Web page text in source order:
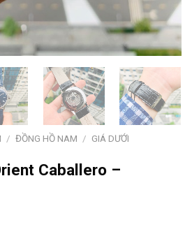
/ ĐỒNG HỒ NAM / GIÁ DƯỚI
Caballero –